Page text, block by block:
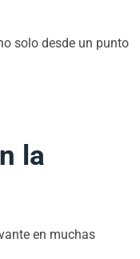
solo desde un punto
la
en muchas